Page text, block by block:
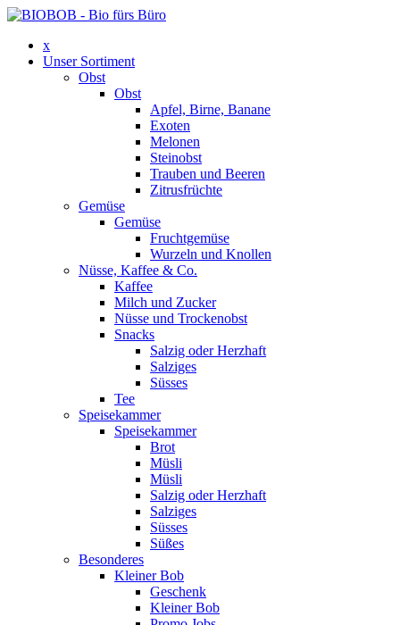
x
Unser Sortiment
Obst
Obst
Apfel, Birne, Banane
Exoten
Melonen
Steinobst
Trauben und Beeren
Zitrusfrüchte
Gemüse
Gemüse
Fruchtgemüse
Wurzeln und Knollen
Nüsse, Kaffee & Co.
Kaffee
Milch und Zucker
Nüsse und Trockenobst
Snacks
Salzig oder Herzhaft
Salziges
Süsses
Tee
Speisekammer
Speisekammer
Brot
Müsli
Müsli
Salzig oder Herzhaft
Salziges
Süsses
Süßes
Besonderes
Kleiner Bob
Geschenk
Kleiner Bob